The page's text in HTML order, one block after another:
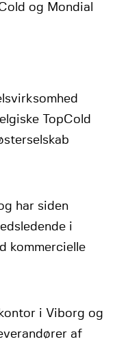
og Mondial
TopCold
har siden
i
kommercielle
i Viborg og
af